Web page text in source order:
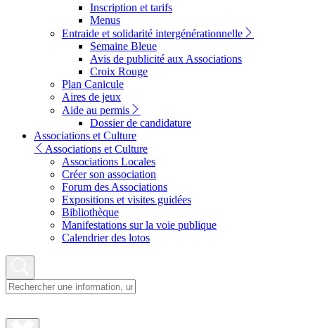
Inscription et tarifs
Menus
Entraide et solidarité intergénérationnelle
Semaine Bleue
Avis de publicité aux Associations
Croix Rouge
Plan Canicule
Aires de jeux
Aide au permis
Dossier de candidature
Associations et Culture
Associations et Culture
Associations Locales
Créer son association
Forum des Associations
Expositions et visites guidées
Bibliothèque
Manifestations sur la voie publique
Calendrier des lotos